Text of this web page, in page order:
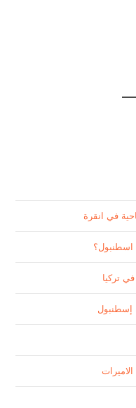
في انقرة
اسطنبول؟
تركيا